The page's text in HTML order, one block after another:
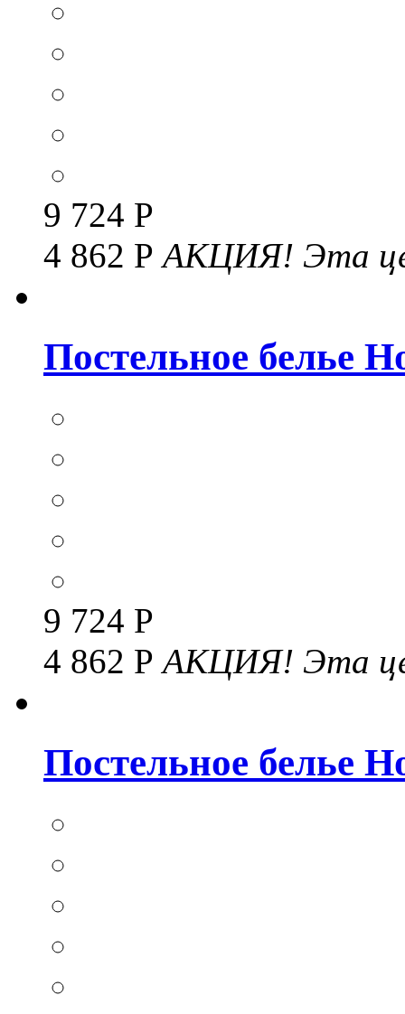
9 724 Р
4 862 РАКЦИЯ! Эта
Постельное белье
9 724 Р
4 862 РАКЦИЯ! Эта
Постельное белье